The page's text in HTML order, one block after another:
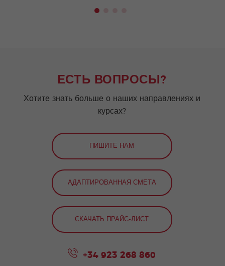
ЕСТЬ ВОПРОСЫ?
Хотите знать больше о наших направлениях и
курсах?
ПИШИТЕ НАМ
АДАПТИРОВАННАЯ СМЕТА
СКАЧАТЬ ПРАЙС-ЛИСТ
+34 923 268 860